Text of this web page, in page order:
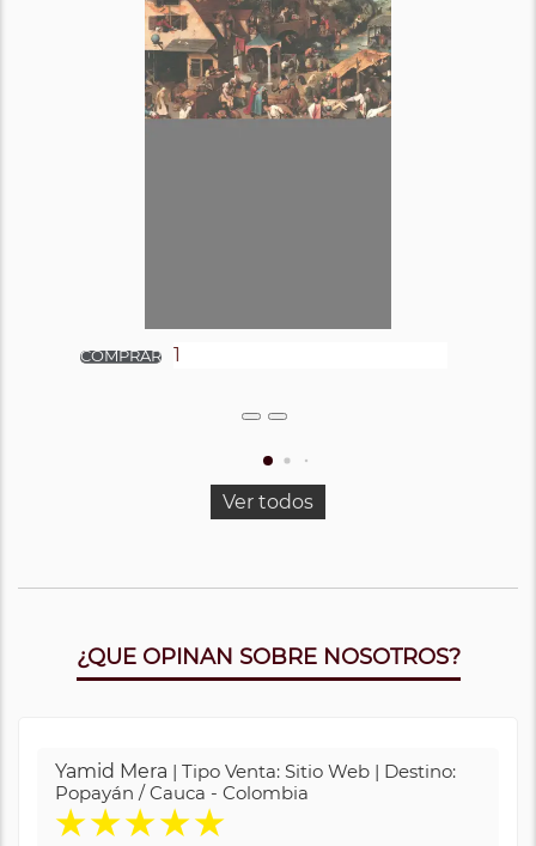
Ver todos
¿QUE OPINAN SOBRE NOSOTROS?
Yamid Mera | Tipo Venta: Sitio Web | Destino:
Popayán / Cauca - Colombia
★★★★★